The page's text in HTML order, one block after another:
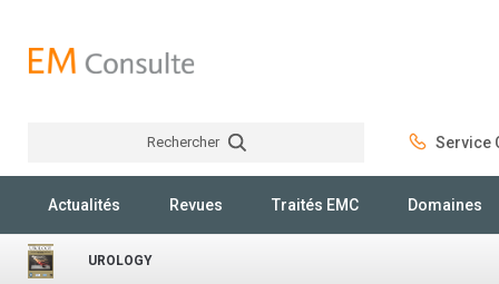
Rechercher Service
Actualités Revues Traités EMC Domaines
UROLOGY